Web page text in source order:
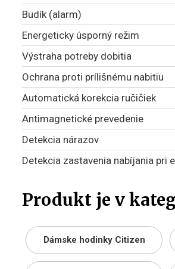
Budík (alarm)
Energeticky úsporný režim
Výstraha potreby dobitia
Ochrana proti prílišnému nabitiu
Automatická korekcia ručičiek
Antimagnetické prevedenie
Detekcia nárazov
Detekcia zastavenia nabíjania pri
Produkt je v
Dámske hodinky Citizen